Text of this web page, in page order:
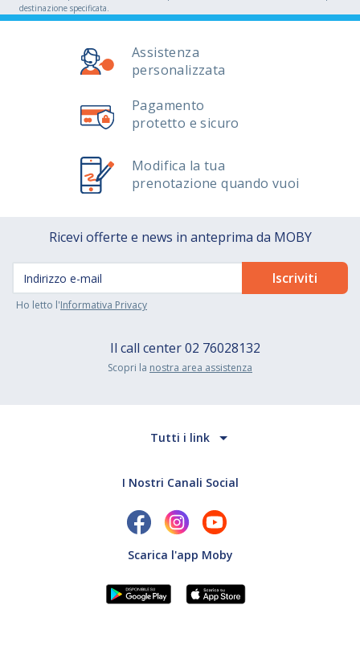
destinazione specificata.
Assistenza
personalizzata
Pagamento
protetto e sicuro
Modifica la tua
prenotazione quando vuoi
Ricevi offerte e news in anteprima da MOBY
Ho letto l'Informativa Privacy
Il call center02 76028132
Scopri la nostra area assistenza
Tutti i link
I Nostri Canali Social
Scarica l'app Moby